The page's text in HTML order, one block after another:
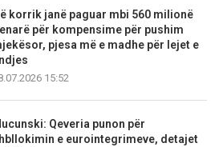
korrik janë paguar mbi 560 milionë
për kompensime për pushim
pjesa më e madhe për lejet e
15:52
Qeveria punon për
e eurointegrimeve, detajet